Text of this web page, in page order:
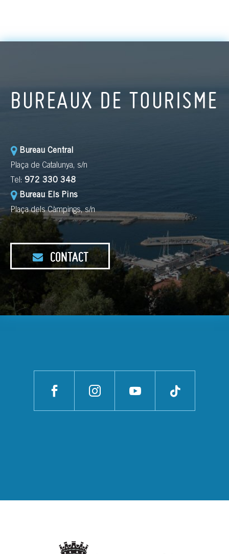
BUREAUX DE TOURISME
Bureau Central
Plaça de Catalunya, s/n
Tel: 972 330 348
Bureau Els Pins
Plaça dels Càmpings, s/n
CONTACT